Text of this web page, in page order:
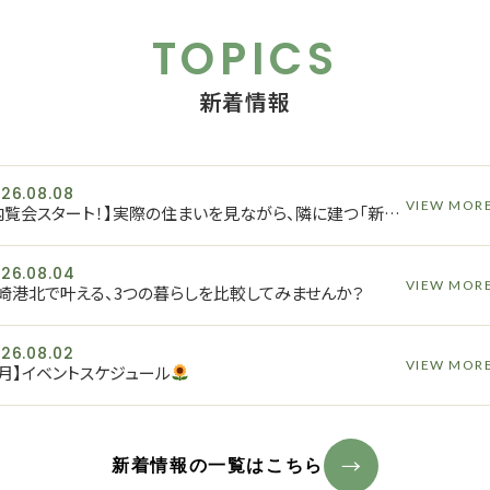
TOPICS
新着情報
【内覧会スタート！】実際の住まいを見ながら、隣に建つ「新築分譲住宅」の情報もご紹介します！ VIEW
港北で叶える、3つの暮らしを比較してみませんか？ VIEW
】イベントスケジュール VIEW
新着情報の一覧はこちら